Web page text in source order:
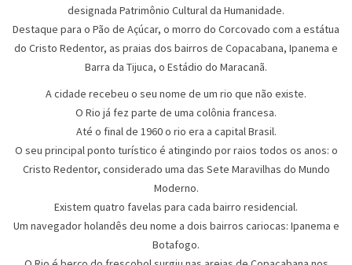
designada Patrimônio Cultural da Humanidade.
Destaque para o Pão de Açúcar, o morro do Corcovado com a estátua
do Cristo Redentor, as praias dos bairros de Copacabana, Ipanema e
Barra da Tijuca, o Estádio do Maracanã.
A cidade recebeu o seu nome de um rio que não existe.
O Rio já fez parte de uma colônia francesa.
Até o final de 1960 o rio era a capital Brasil.
O seu principal ponto turístico é atingindo por raios todos os anos: o
Cristo Redentor, considerado uma das Sete Maravilhas do Mundo
Moderno.
Existem quatro favelas para cada bairro residencial.
Um navegador holandês deu nome a dois bairros cariocas: Ipanema e
Botafogo.